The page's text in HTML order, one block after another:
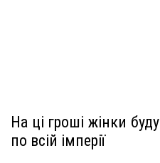
На ці гроші жінки
по всій імперії